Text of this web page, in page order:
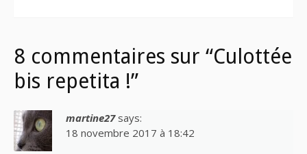
8 commentaires sur “Culottée
bis repetita !”
martine27 says:
18 novembre 2017 à 18:42